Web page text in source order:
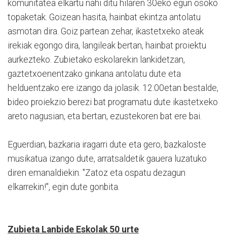
komunitatea elkartu nahi ditu hilaren 30eko egun osoko
topaketak. Goizean hasita, hainbat ekintza antolatu
asmotan dira. Goiz partean zehar, ikastetxeko ateak
irekiak egongo dira, langileak bertan, hainbat proiektu
aurkezteko. Zubietako eskolarekin lankidetzan,
gaztetxoenentzako ginkana antolatu dute eta
helduentzako ere izango da jolasik. 12:00etan bestalde,
bideo proiekzio berezi bat programatu dute ikastetxeko
areto nagusian, eta bertan, ezustekoren bat ere bai.
Eguerdian, bazkaria iragarri dute eta gero, bazkaloste
musikatua izango dute, arratsaldetik gauera luzatuko
diren emanaldiekin. "Zatoz eta ospatu dezagun
elkarrekin!", egin dute gonbita.
Zubieta Lanbide Eskolak 50 urte